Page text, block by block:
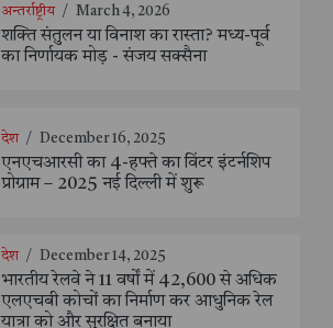
अन्तर्राष्ट्रीय / March 4, 2026
शक्ति संतुलन या विनाश का रास्ता? मध्य-पूर्व
का निर्णायक मोड़ - संजय सक्सैना
देश / December 16, 2025
एनएचआरसी का 4-हफ्ते का विंटर इंटर्नशिप
प्रोग्राम – 2025 नई दिल्ली में शुरू
देश / December 14, 2025
भारतीय रेलवे ने 11 वर्षों में 42,600 से अधिक
एलएचबी कोचों का निर्माण कर आधुनिक रेल
यात्रा को और सुरक्षित बनाया